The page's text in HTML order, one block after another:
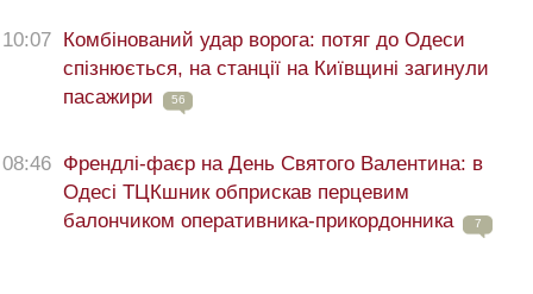
10:07
Комбінований удар ворога: потяг до Одеси
спізнюється, на станції на Київщині загинули
пасажири
56
08:46 Френдлі-фаєр на День Святого Валентина: в
Одесі ТЦКшник обприскав перцевим
балончиком оперативника-прикордонника
7